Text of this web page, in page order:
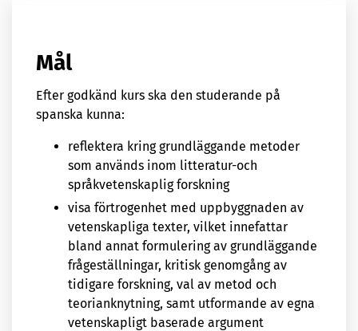
Mål
Efter godkänd kurs ska den studerande på
spanska kunna:
reflektera kring grundläggande metoder
som används inom litteratur-och
språkvetenskaplig forskning
visa förtrogenhet med uppbyggnaden av
vetenskapliga texter, vilket innefattar
bland annat formulering av grundläggande
frågeställningar, kritisk genomgång av
tidigare forskning, val av metod och
teorianknytning, samt utformande av egna
vetenskapligt baserade argument